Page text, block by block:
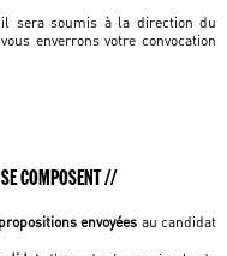
il sera soumis à la direction du
enverrons votre convocation
COMPOSENT //
envoyées au candidat